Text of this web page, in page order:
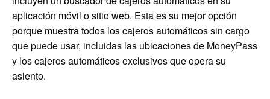
aplicación móvil o sitio web. Esta es su mejor opción
porque muestra todos los cajeros automáticos sin cargo
que puede usar, incluidas las ubicaciones de MoneyPass
y los cajeros automáticos exclusivos que opera su
asiento.